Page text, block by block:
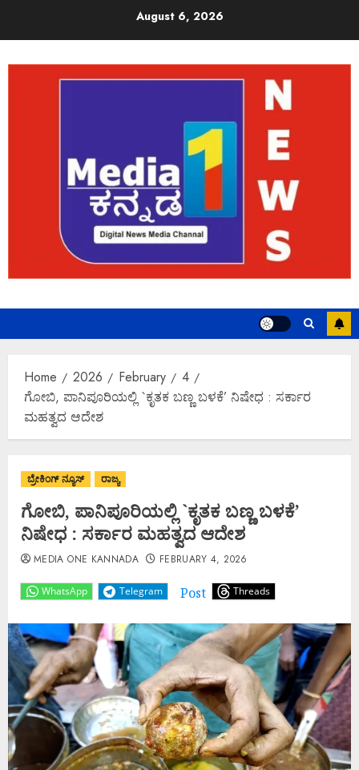
August 6, 2026
Home 2026 February
4
ಗೋಬಿ, ಪಾನಿಪೂರಿಯಲ್ಲಿ `ಕೃತಕ ಬಣ್ಣ ಬಳಕೆ’ ನಿಷೇಧ : ಸರ್ಕಾರ
ಮಹತ್ವದ ಆದೇಶ
ಬ್ರೇಕಿಂಗ್ ನ್ಯೂಸ್ ರಾಜ್ಯ
ಗೋಬಿ, ಪಾನಿಪೂರಿಯಲ್ಲಿ `ಕೃತಕ ಬಣ್ಣ ಬಳಕೆ’
ನಿಷೇಧ : ಸರ್ಕಾರ ಮಹತ್ವದ ಆದೇಶ
WhatsApp Telegram Post Threads
MEDIA ONE KANNADA FEBRUARY 4, 2026